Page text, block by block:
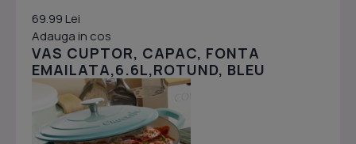
69.99 Lei
Adauga in cos
VAS CUPTOR, CAPAC, FONTA
EMAILATA,6.6L,ROTUND, BLEU